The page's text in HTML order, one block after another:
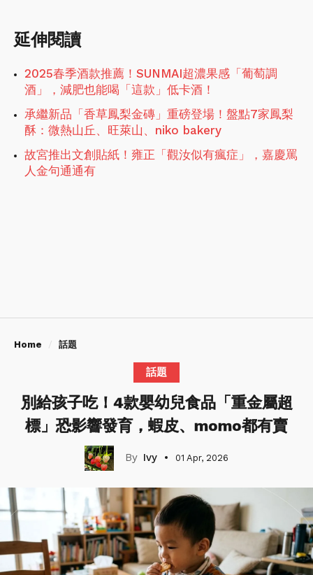
延伸閱讀
2025春季酒款推薦！SUNMAI超濃果感「葡萄調
酒」，減肥也能喝「這款」低卡酒！
承繼新品「香草鳳梨金磚」重磅登場！盤點7家鳳梨
酥：微熱山丘、旺萊山、niko bakery
故宮推出文創貼紙！雍正「觀汝似有瘋症」，嘉慶罵
人金句通通有
Home 話題
話題
別給孩子吃！4款嬰幼兒食品「重金屬超
標」恐影響發育，蝦皮、momo都有賣
Ivy 01 Apr, 2026